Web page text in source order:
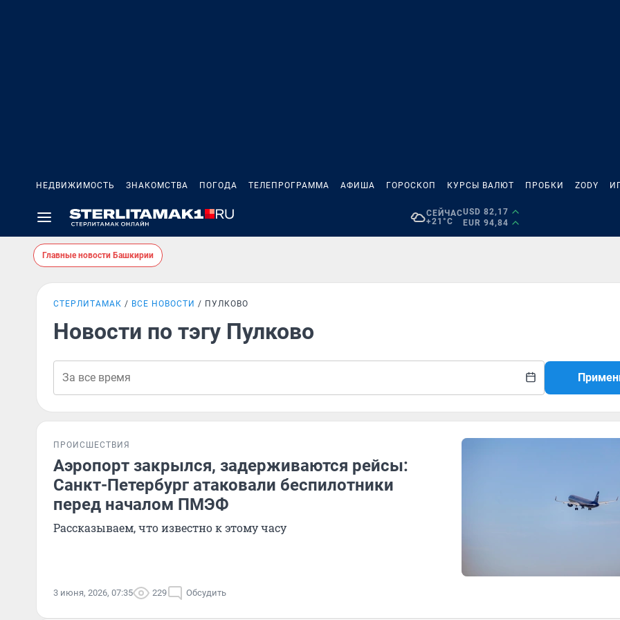
НЕДВИЖИМОСТЬ ЗНАКОМСТВА ПОГОДА ТЕЛЕПРОГРАММА АФИША ГОРОСКОП КУРСЫ ВАЛЮТ ПРОБКИ ZODY
СЕЙЧАС
+21°C
USD 82,17
EUR 94,84
Главные новости Башкирии
СТЕРЛИТАМАК ВСЕ НОВОСТИ ПУЛКОВО
Новости по тэгу Пулково
ПРОИСШЕСТВИЯ
Аэропорт закрылся, задерживаются рейсы:
Санкт-Петербург атаковали беспилотники
перед началом ПМЭФ
Рассказываем, что известно к этому часу
3 июня, 2026, 07:35 229 Обсудить